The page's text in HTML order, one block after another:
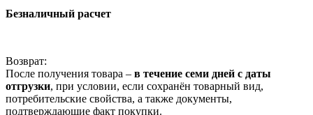
Безналичный расчет
Возврат:
После получения товара – в течение семи дней с даты
отгрузки, при условии, если сохранён товарный вид,
потребительские свойства, а также документы,
подтверждающие факт покупки.